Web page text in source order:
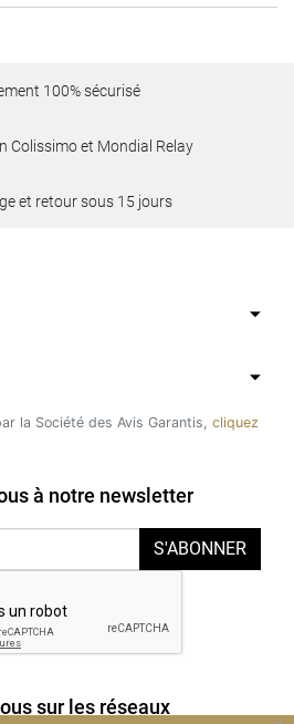
100% sécurisé
Colissimo et Mondial Relay
et retour sous 15 jours
la Société des Avis Garantis, cliquez
à notre newsletter
S'ABONNER
sur les réseaux